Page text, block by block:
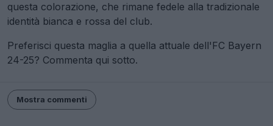
questa colorazione, che rimane fedele alla tradizionale
identità bianca e rossa del club.
Preferisci questa maglia a quella attuale dell'FC Bayern
24-25? Commenta qui sotto.
Mostra commenti